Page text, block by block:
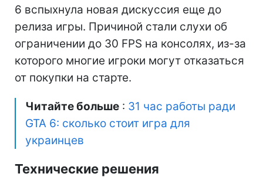
6 вспыхнула новая дискуссия еще до
релиза игры. Причиной стали слухи об
ограничении до 30 FPS на консолях, из-за
которого многие игроки могут отказаться
от покупки на старте.
Читайте больше : 31 час работы ради
GTA 6: сколько стоит игра для
украинцев
Технические решения